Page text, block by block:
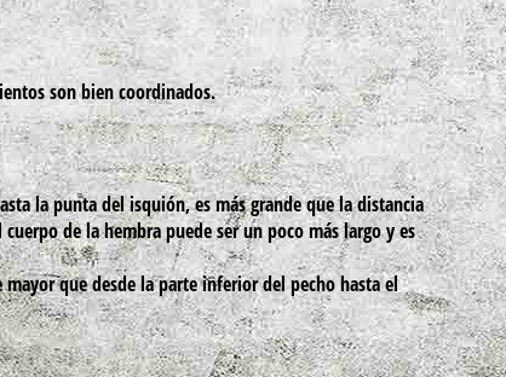
son bien coordinados.
la punta del isquión, es más grande que la distancia
de la hembra puede ser un poco más largo y es
que desde la parte inferior del pecho hasta el